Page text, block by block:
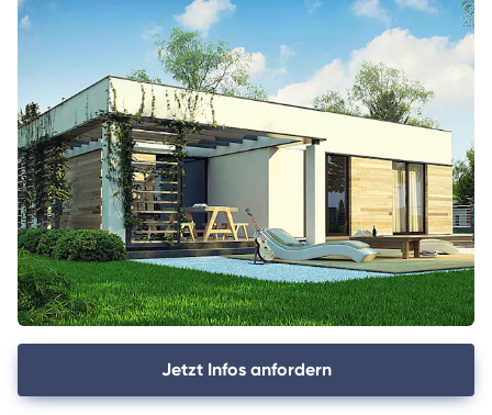
Jetzt Infos anfordern